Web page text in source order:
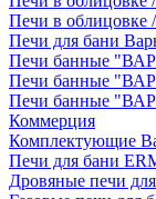
Печи в облицовке
Печи для бани
Печи банные
Печи банные
Печи банные
Коммерция
Комплектующие
Печи для бани
Дровяные печи